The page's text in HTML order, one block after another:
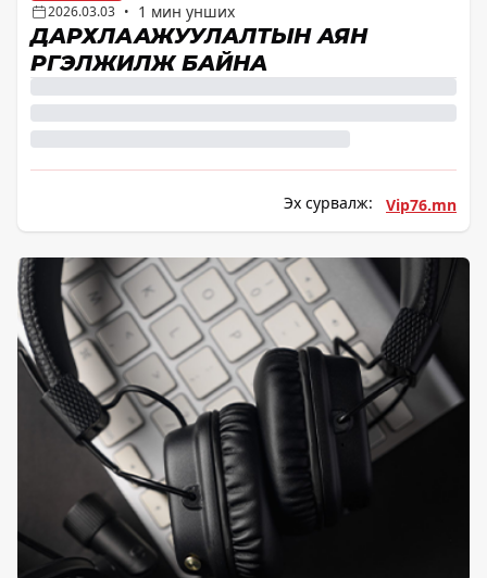
2026.03.03 • 1 мин унших
ДАРХЛААЖУУЛАЛТЫН АЯН
ҮРГЭЛЖИЛЖ БАЙНА
Эх сурвалж: Vip76.mn